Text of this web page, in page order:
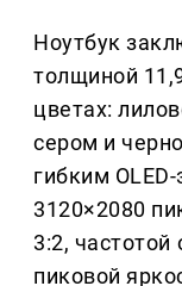
Ноутбук
толщиной
цветах:
сером и
гибким
3120×2080
3:2, частотой
пиковой